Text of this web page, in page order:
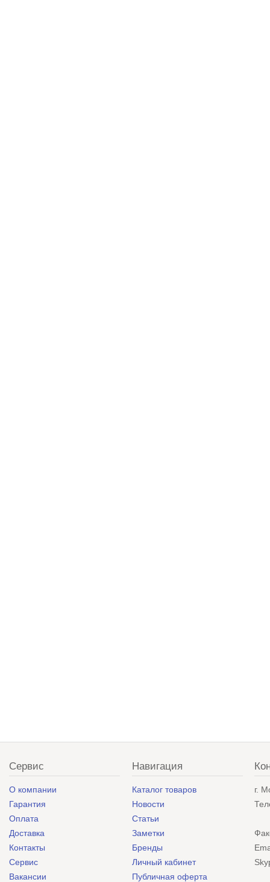
Сервис
О компании
Гарантия
Оплата
Доставка
Контакты
Сервис
Вакансии
Навигация
Каталог товаров
Новости
Статьи
Заметки
Бренды
Личный кабинет
Публичная оферта
г.